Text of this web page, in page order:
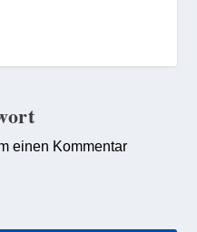
einen Kommentar